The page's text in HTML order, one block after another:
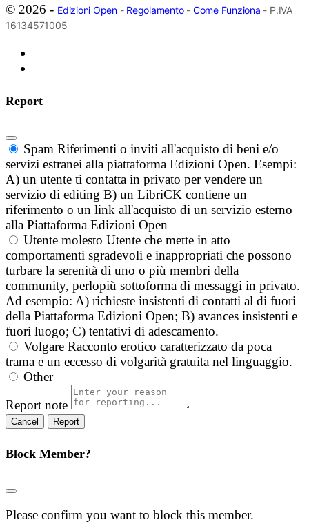
© 2026 - Edizioni Open- Regolamento- Come Funziona - P.IVA
16134571005
Report
Spam Riferimenti o inviti all'acquisto di beni e/o
servizi estranei alla piattaforma Edizioni Open. Esempi:
A) un utente ti contatta in privato per vendere un
servizio di editing B) un LibriCK contiene un
riferimento o un link all'acquisto di un servizio esterno
alla Piattaforma Edizioni Open
Utente molesto Utente che mette in atto
comportamenti sgradevoli e inappropriati che possono
turbare la serenità di uno o più membri della
community, perlopiù sottoforma di messaggi in privato.
Ad esempio: A) richieste insistenti di contatti al di fuori
della Piattaforma Edizioni Open; B) avances insistenti e
fuori luogo; C) tentativi di adescamento.
Volgare Racconto erotico caratterizzato da poca
trama e un eccesso di volgarità gratuita nel linguaggio.
Other
Report note
Report
Block Member?
Please confirm you want to block this member.